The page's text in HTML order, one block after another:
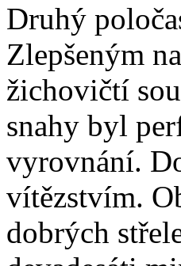
Druhý
Zlepšeným
žichovičtí
snahy byl
vyrovnání.
vítězstvím.
dobrých